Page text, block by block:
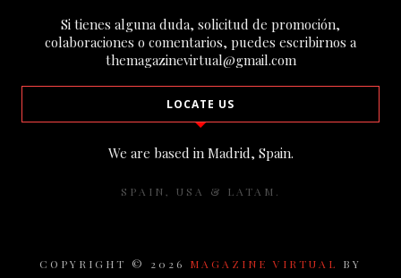
Si tienes alguna duda, solicitud de promoción,
colaboraciones o comentarios, puedes escribirnos a
themagazinevirtual@gmail.com
LOCATE US
We are based in Madrid, Spain.
SPAIN, USA & LATAM.
COPYRIGHT © 2026 MAGAZINE VIRTUAL BY